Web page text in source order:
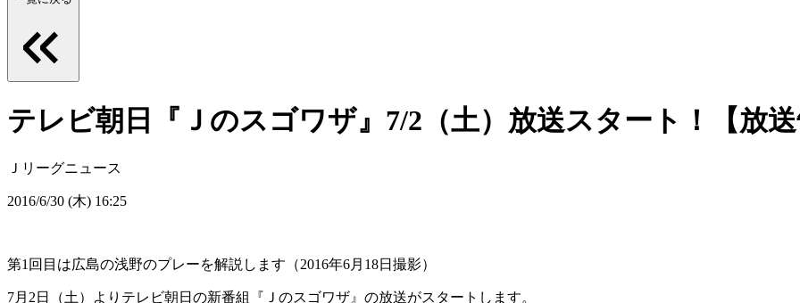
テレビ朝日『Ｊのスゴワザ』7/2（土）放送スタート！【放
Ｊリーグニュース
2016/6/30 (木) 16:25
第1回目は広島の浅野のプレーを解説します（2016年6月18日撮影）
7月2日（土）よりテレビ朝日の新番組『Ｊのスゴワザ』の放送がスタートします。